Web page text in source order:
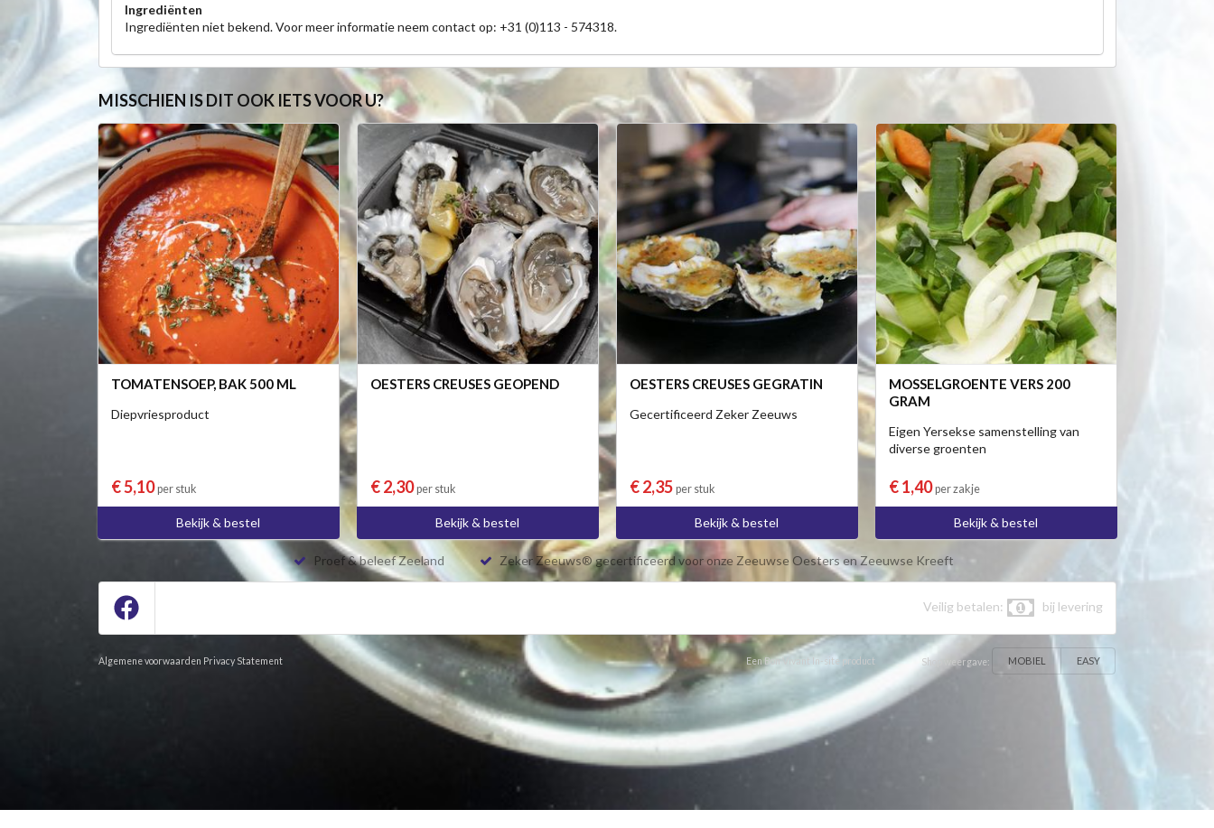
Ingrediënten
Ingrediënten niet bekend. Voor meer informatie neem contact op: +31 (0)113 - 574318.
MISSCHIEN IS DIT OOK IETS VOOR U?
TOMATENSOEP, BAK 500 ML
Diepvriesproduct
€ 5,10per stuk
Bekijk & bestel
OESTERS CREUSES GEOPEND
€ 2,30per stuk
Bekijk & bestel
OESTERS CREUSES GEGRATIN
Gecertificeerd Zeker Zeeuws
€ 2,35 per stuk
Bekijk & bestel
MOSSELGROENTE VERS 200
GRAM
Eigen Yersekse samenstelling van
diverse groenten
€ 1,40per zakje
Bekijk & bestel
Proef & beleef Zeeland Zeker Zeeuws® gecertificeerd voor onze Zeeuwse Oesters en Zeeuwse Kreeft
Veilig betalen: bij levering
Algemene voorwaarden Privacy Statement Een Bon Vivant In-site product Shop weergave: MOBIEL EASY